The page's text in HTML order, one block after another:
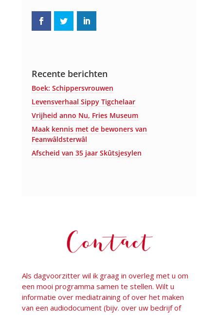
Recente berichten
Boek: Schippersvrouwen
Levensverhaal Sippy Tigchelaar
Vrijheid anno Nu, Fries Museum
Maak kennis met de bewoners van
Feanwâldsterwâl
Afscheid van 35 jaar Skûtsjesylen
Als dagvoorzitter wil ik graag in overleg met u om
een mooi programma samen te stellen. Wilt u
informatie over mediatraining of over het maken
van een audiodocument (bijv. over uw bedrijf of